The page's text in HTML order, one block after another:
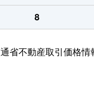
8
省不動産取引価格情